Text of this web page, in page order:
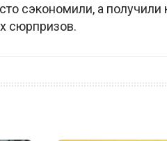
сэкономили, а
сюрпризов.